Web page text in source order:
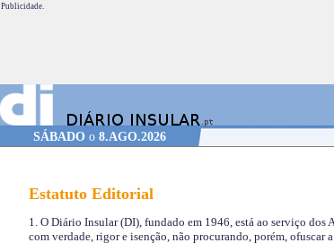
Publicidade.
SÁBADO o 8.AGO.2026
Estatuto Editorial
1. O Diário Insular (DI), fundado em 1946, está ao serviço
com verdade, rigor e isenção, não procurando, porém, ofuscar